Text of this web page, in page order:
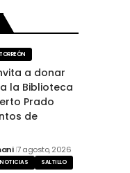
TORREÓN
a donar
la Biblioteca
Prado
de
7 agosto, 2026
NOTICIAS SALTILLO